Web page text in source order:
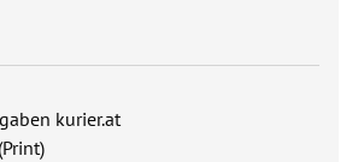
kurier.at